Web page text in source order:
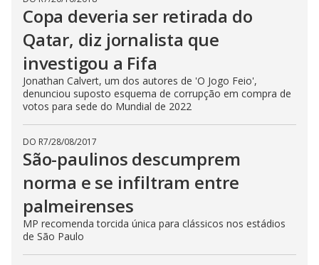
Copa deveria ser retirada do
Qatar, diz jornalista que
investigou a Fifa
Jonathan Calvert, um dos autores de 'O Jogo Feio',
denunciou suposto esquema de corrupção em compra de
votos para sede do Mundial de 2022
DO R7/28/08/2017
São-paulinos descumprem
norma e se infiltram entre
palmeirenses
MP recomenda torcida única para clássicos nos estádios
de São Paulo